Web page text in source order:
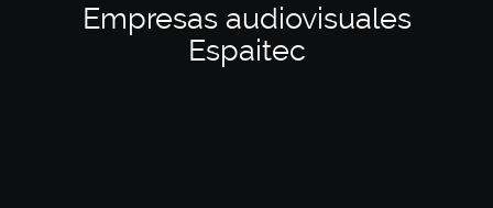
Empresas audiovisuales
Espaitec